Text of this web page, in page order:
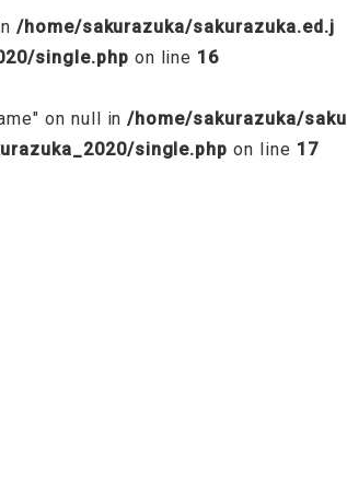
/home/sakurazuka/sakurazuka.ed.j
single.php on line 16
on null in/home/sakurazuka/saku
single.php on line 17